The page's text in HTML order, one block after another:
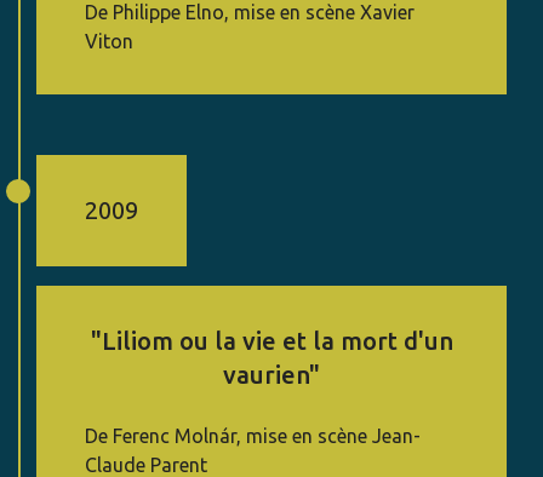
De Philippe Elno, mise en scène Xavier
Viton
2009
"Liliom ou la vie et la mort d'un
vaurien"
De Ferenc Molnár, mise en scène Jean-
Claude Parent